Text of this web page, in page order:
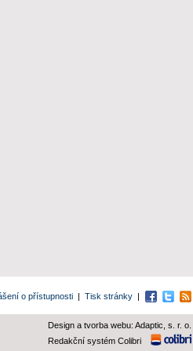
o přístupnosti | Tisk stránky | Facebook
TwitterRSS
Design a tvorba webu: Adaptic, s. r. o.
Redakční systém Colibri